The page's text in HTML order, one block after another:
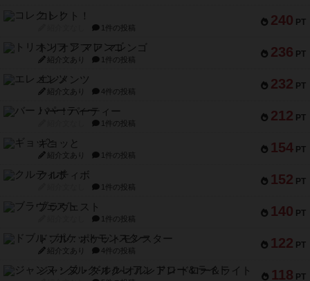
240 PT
コレクト！
1件の投稿
236 PT
トリオンフ ア マレンゴ
紹介文あり 1件の投稿
232 PT
エレメンツ
紹介文あり 4件の投稿
212 PT
バー！パーティー
1件の投稿
154 PT
ギョッと
紹介文あり 1件の投稿
152 PT
クルティボ
1件の投稿
140 PT
ブラヴェスト
1件の投稿
122 PT
ドブル：ポケットモンスター
紹介文あり 4件の投稿
118 PT
ジャンヌ・ダルク-オルレアン ドロー＆ライト